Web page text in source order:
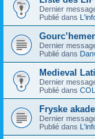
Dernier
Publié dans
Dernier
Publié dans
Medieval
Dernier
Publié dans
Fryske
Dernier
Publié dans